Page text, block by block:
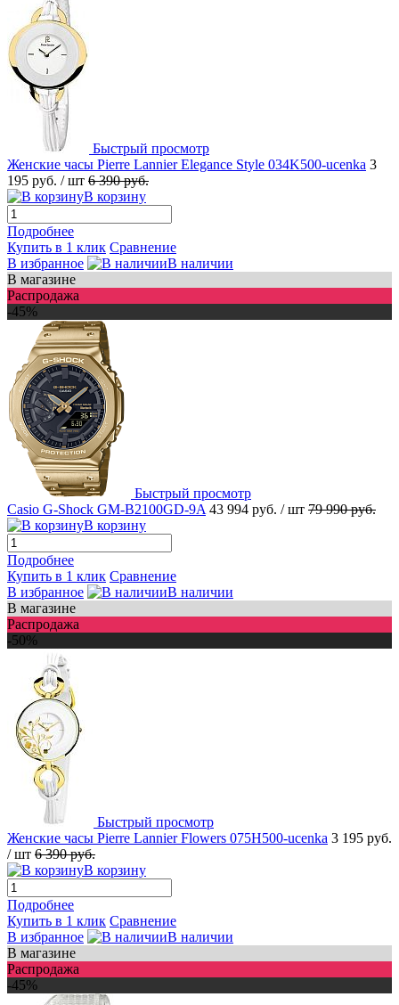
Быстрый просмотр
Женские часы Pierre Lannier Elegance Style 034K500-ucenka 3
195 руб. / шт 6 390 руб.
В корзину
Подробнее
Купить в 1 клик Сравнение
В избранное
В наличии
В магазине
Распродажа
-45%
Быстрый просмотр
Casio G-Shock GM-B2100GD-9A 43 994 руб. / шт 79 990 руб.
В корзину
Подробнее
Купить в 1 клик Сравнение
В избранное
В наличии
В магазине
Распродажа
-50%
Быстрый просмотр
Женские часы Pierre Lannier Flowers 075H500-ucenka 3 195 руб.
/ шт 6 390 руб.
В корзину
Подробнее
Купить в 1 клик Сравнение
В избранное
В наличии
В магазине
Распродажа
-45%